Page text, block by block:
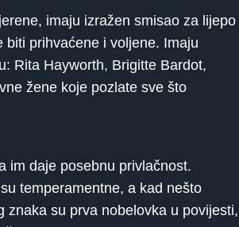
imaju izražen smisao za lijepo
prihvaćene i voljene. Imaju
Rita Hayworth, Brigitte Bardot,
žene koje pozlate sve što
im daje posebnu privlačnost.
temperamentne, a kad nešto
znaka su prva nobelovka u povijesti,